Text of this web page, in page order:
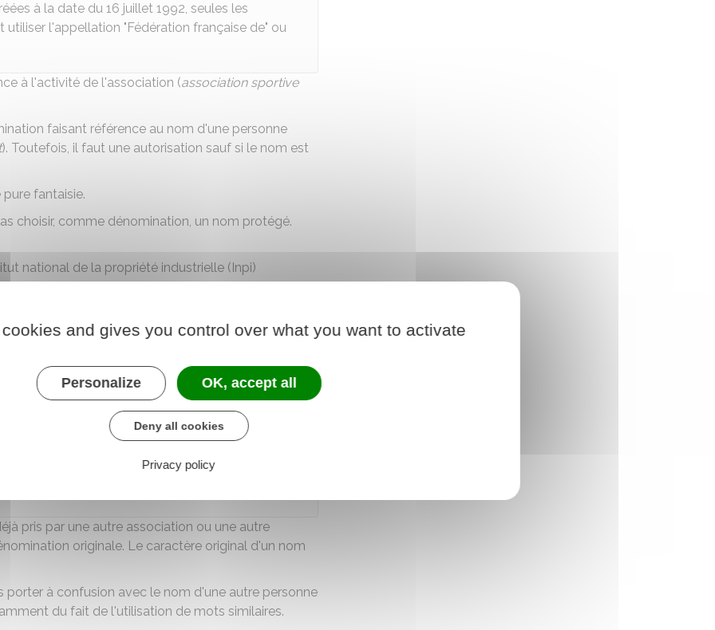
à la date du 16 juillet 1992, seules les
l'appellation "Fédération française de" ou
à l'activité de l'association (association sportive
faisant référence au nom d'une personne
). Toutefois, il faut une autorisation sauf si le nom est
fantaisie.
choisir, comme dénomination, un nom protégé.
national de la propriété industrielle (Inpi)
d'un pays, d'une région ou d'une
est originaire), telle que par exemple
accord (sauf s'il s'agit de celui l'un des fondateurs
ou un titre dont l'usage est réservé à certaines
pris par une autre association ou une autre
originale. Le caractère original d'un nom
à confusion avec le nom d'une autre personne
du fait de l'utilisation de mots similaires.
and gives you control over what you want to activate
Personalize OK, accept all
Deny all cookies
Privacy policy